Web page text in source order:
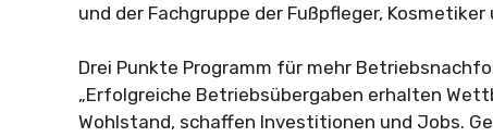
und der Fachgruppe der Fußpfleger, Kosmetiker
Drei Punkte Programm für mehr
„Erfolgreiche Betriebsübergaben erhalten
Wohlstand, schaffen Investitionen und Jobs.